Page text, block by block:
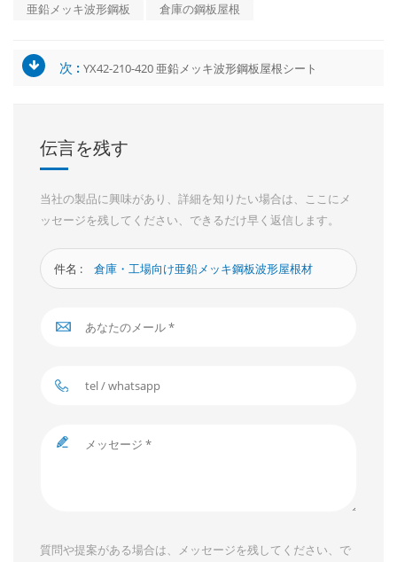
亜鉛メッキ波形鋼板
倉庫の鋼板屋根
次 : YX42-210-420 亜鉛メッキ波形鋼板屋根シート
伝言を残す
当社の製品に興味があり、詳細を知りたい場合は、ここにメ
ッセージを残してください、できるだけ早く返信します。
件名 : 倉庫・工場向け亜鉛メッキ鋼板波形屋根材
質問や提案がある場合は、メッセージを残してください、で